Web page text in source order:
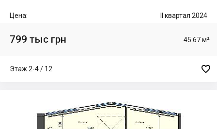
Цена: II квартал 2024
799 тыс грн 45.67 м²
Этаж 2-4 / 12 